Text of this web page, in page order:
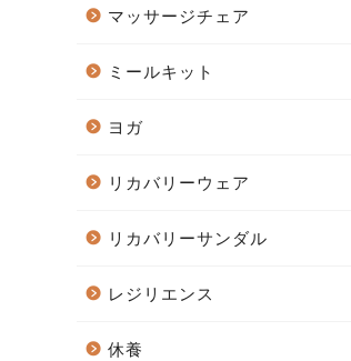
マッサージチェア
ミールキット
ヨガ
リカバリーウェア
リカバリーサンダル
レジリエンス
休養